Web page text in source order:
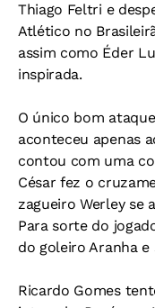
Thiago Feltri e
Atlético no
assim como Éder
inspirada.
O único bom
aconteceu apenas
contou com uma
César fez o
zagueiro Werley se
Para sorte do
do goleiro Aranha e
Ricardo Gomes